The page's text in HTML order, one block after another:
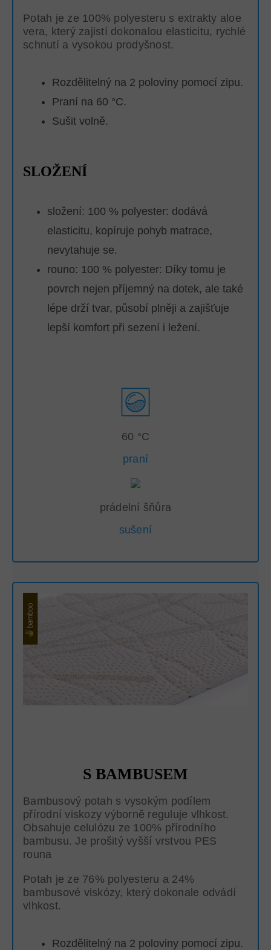
Potah je ze 100% polyesteru s extrakty aloe
vera, který zajistí dokonalou elasticitu, rychlé
schnutí a vysokou prodyšnost.
Rozdělitelný na 2 poloviny pomocí zipu.
Praní na 60 °C.
Sušit volně.
SLOŽENÍ
složení: 100 % polyester: dodává
elasticitu, kopíruje pohyb matrace,
nevytahuje se.
rouno: 100 % polyester: Díky tomu je
povrch nejen příjemný na dotek, ale také
lépe drží tvar, působí plněji a zajišťuje
lepší komfort při sezení i ležení.
60 °C
praní
prádelní šňůra
sušení
S BAMBUSEM
Bambusový potah s vysokým podílem
přírodní viskozy výborně reguluje vlhkost.
Obsahuje celulózu ze 100% přírodního
bambusu. Je prošitý vyšší vrstvou PES
rouna
Potah je ze 76% polyesteru a 24%
bambusové viskózy, který dokonale odvádí
vlhkost.
Rozdělitelný na 2 poloviny pomocí zipu.